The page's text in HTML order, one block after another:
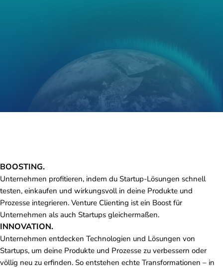
BOOSTING.
Unternehmen profitieren, indem du Startup-Lösungen schnell
testen, einkaufen und wirkungsvoll in deine Produkte und
Prozesse integrieren. Venture Clienting ist ein Boost für
Unternehmen als auch Startups gleichermaßen.
INNOVATION.
Unternehmen entdecken Technologien und Lösungen von
Startups, um deine Produkte und Prozesse zu verbessern oder
völlig neu zu erfinden. So entstehen echte Transformationen – in